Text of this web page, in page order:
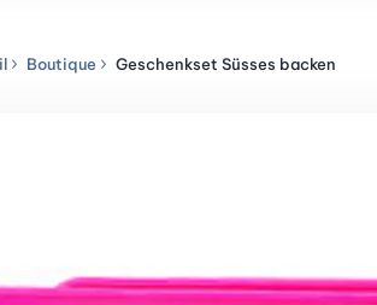
Boutique Geschenkset Süsses backen